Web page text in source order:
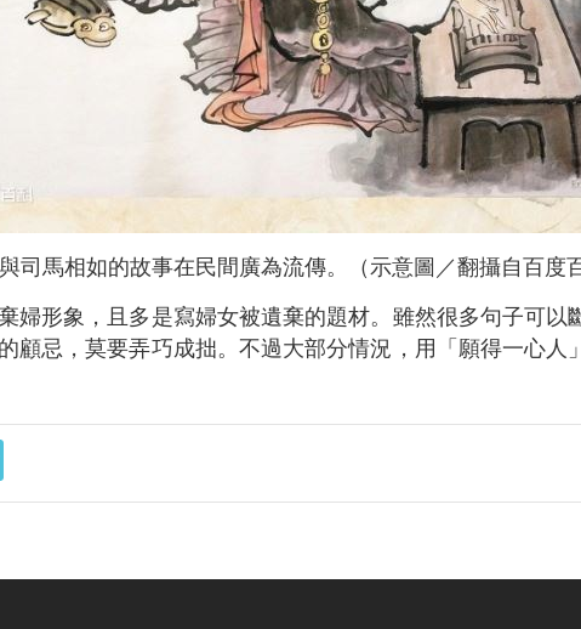
司馬相如的故事在民間廣為流傳。（示意圖／翻攝自百度
婦形象，且多是寫婦女被遺棄的題材。雖然很多句子可
顧忌，莫要弄巧成拙。不過大部分情況，用「願得一心人